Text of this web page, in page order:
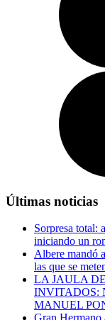
Últimas noticias
Sorpresa total:
iniciando un
Albere mandó
las que se
LA JAULA
INVITADOS:
MANUEL